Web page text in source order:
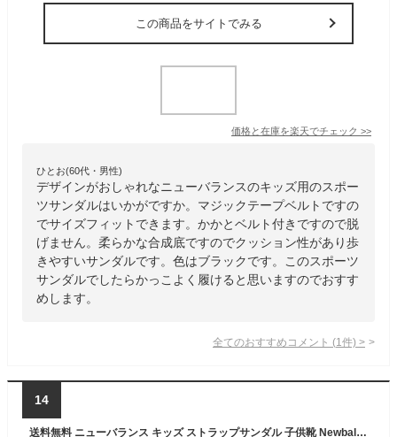
この商品をサイトでみる
価格と在庫を楽天でチェック >>
ひとお(60代・男性)
デザインがおしゃれなニューバランスのキッズ用のスポー
ツサンダルはいかがですか。マジックテープベルトですの
でサイズフィットできます。かかとベルト付きですので脱
げません。柔らかな合成底ですのでクッション性があり歩
きやすいサンダルです。色はブラックです。このスポーツ
サンダルでしたらかっこよく履けると思いますのでおすす
めします。
全てのおすすめコメント (1 件) >
14
送料無料 ニューバランス キッズ ストラップサンダル 子供靴 Newbalance SPSD Sandal 17-23cm スポーツサンダル 子ども用 サマーシューズ 夏 靴 ジュニア こども 男の子 女の子 カジュアル スポーティ 青 ブルー ブランド くつ/SYSPSD-F1